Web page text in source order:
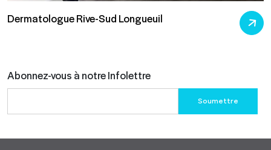
Dermatologue Rive-Sud Longueuil
Abonnez-vous à notre Infolettre
leave
field